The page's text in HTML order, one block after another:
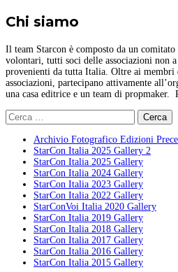
Chi siamo
Il team Starcon è composto da un
volontari, tutti soci delle associazioni non
provenienti da tutta Italia. Oltre ai
associazioni, partecipano attivamente
una casa editrice e un team di propmaker.
Ricerca
per:
Archivio Fotografico Edizioni
StarCon Italia 2025 Gallery 2
StarCon Italia 2025 Gallery
StarCon Italia 2024 Gallery
StarCon Italia 2023 Gallery
StarCon Italia 2022 Gallery
StarConVoi Italia 2020 Gallery
StarCon Italia 2019 Gallery
StarCon Italia 2018 Gallery
StarCon Italia 2017 Gallery
StarCon Italia 2016 Gallery
StarCon Italia 2015 Gallery